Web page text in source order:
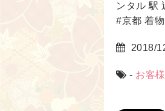
ンタル 駅
#京都 着
2018/
- お客